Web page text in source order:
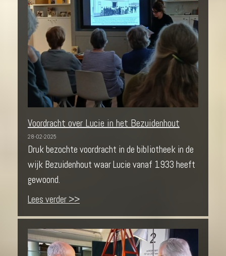
Voordracht over Lucie in het Bezuidenhout
28-02-2025
Druk bezochte voordracht in de bibliotheek in de
wijk Bezuidenhout waar Lucie vanaf 1933 heeft
gewoond.
Lees verder >>